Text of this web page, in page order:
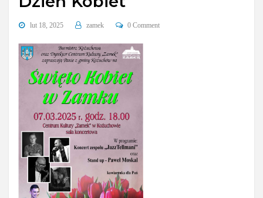
lut 18, 2025 zamek 0 Comment